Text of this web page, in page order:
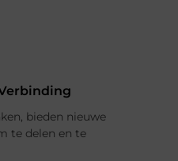
bieden nieuwe
te delen en te